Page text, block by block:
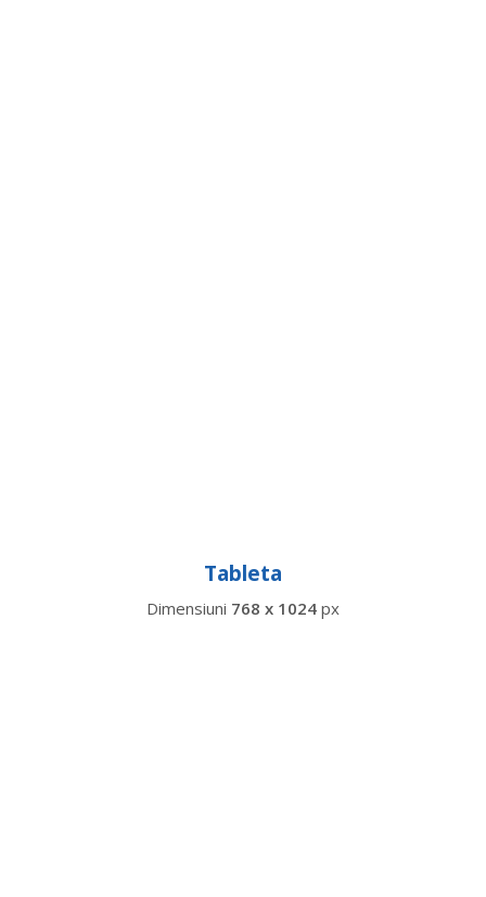
Tableta
Dimensiuni 768 x 1024px